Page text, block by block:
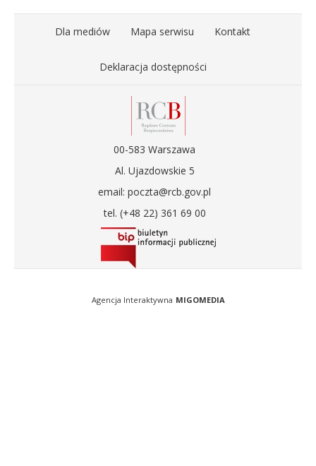
Dla mediów Mapa serwisu Kontakt
Deklaracja dostępności
00-583 Warszawa
Al. Ujazdowskie 5
email: poczta@rcb.gov.pl
tel. (+48 22) 361 69 00
Agencja Interaktywna MIGOMEDIA